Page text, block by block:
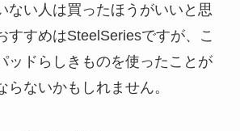
ない人は買ったほうがいいと思
すすめはSteelSeriesですが、こ
ッドらしきものを使ったことが
らないかもしれません。